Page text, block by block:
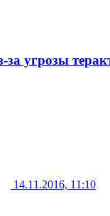
угрозы
14.11.2016, 11:10